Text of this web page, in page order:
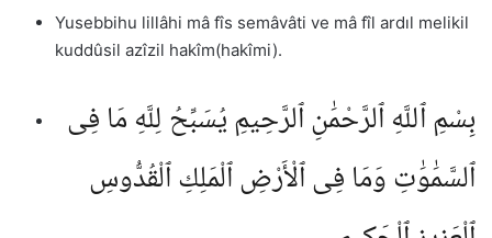
Yusebbihu lillâhi mâ fîs semâvâti ve mâ fîl ardıl melikil
kuddûsil azîzil hakîm(hakîmi).
بِسْمِ ٱللَّهِ ٱلرَّحْمَٰنِ ٱلرَّحِيمِ يُسَبِّحُ لِلَّهِ مَا فِى
ٱلسَّمَٰوَٰتِ وَمَا فِى ٱلْأَرْضِ ٱلْمَلِكِ ٱلْقُدُّوسِ